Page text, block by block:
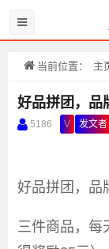
当前位置： 主
好品拼团，品
5186 V 发文者
好品拼团，品
三件商品，每